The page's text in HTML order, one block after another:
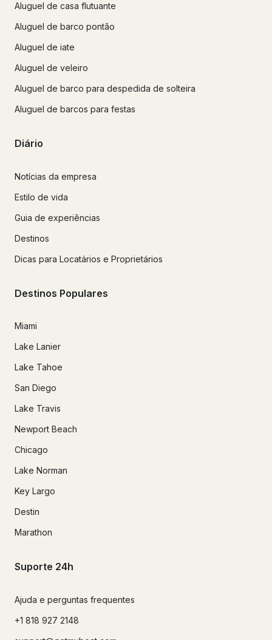
Aluguel de casa flutuante
Aluguel de barco pontão
Aluguel de iate
Aluguel de veleiro
Aluguel de barco para despedida de solteira
Aluguel de barcos para festas
Diário
Notícias da empresa
Estilo de vida
Guia de experiências
Destinos
Dicas para Locatários e Proprietários
Destinos Populares
Miami
Lake Lanier
Lake Tahoe
San Diego
Lake Travis
Newport Beach
Chicago
Lake Norman
Key Largo
Destin
Marathon
Suporte 24h
Ajuda e perguntas frequentes
+1 818 927 2148